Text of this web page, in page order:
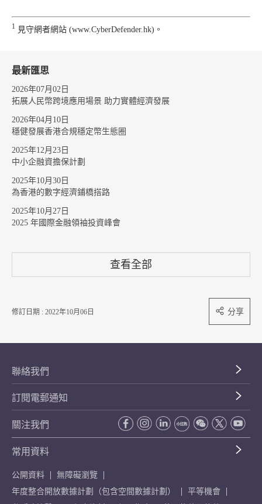
1 見守網者網站 (www.CyberDefender.hk)。
最新匯思
2026年07月02日
拓展人民幣跨境應用場景 助力實體經濟發展
2026年04月10日
穩健發展香港合規穩定幣生態圈
2025年12月23日
中小企融資擔保計劃
2025年10月30日
為香港的數字經濟鋪橋搭路
2025年10月27日
2025 年國際金融領袖投資峰會
查看全部
修訂日期 : 2022年10月06日 分享
聯絡我們
訂閱電郵通知
關注我們
常用資料
公開資料
無障礙瀏覽
年度整合開放數據計劃（包含空間數據計劃）
平等機會